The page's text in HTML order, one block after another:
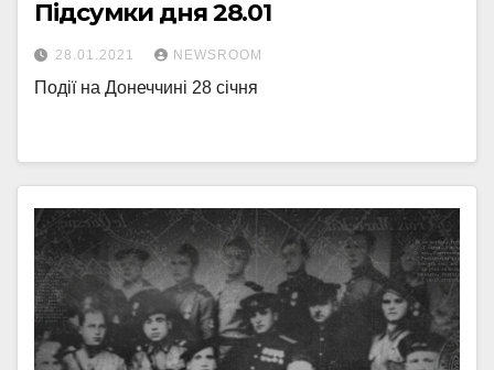
Підсумки дня 28.01
28.01.2021 NEWSROOM
Події на Донеччині 28 січня